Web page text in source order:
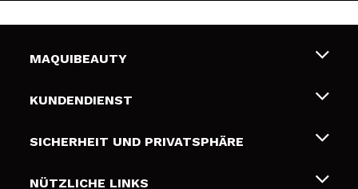
MAQUIBEAUTY
Über uns
Geschenkkarten
KUNDENDIENST
Liefer- und Versandkosten
Zahlung
SICHERHEIT UND PRIVATSPHÄRE
Bedingungen und Datenschutz
NÜTZLICHE LINKS